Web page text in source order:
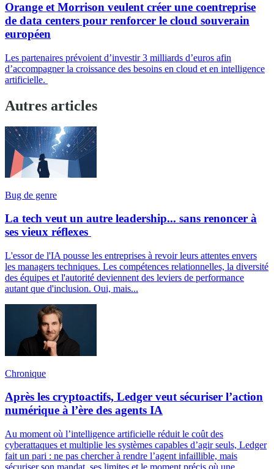
Orange et Morrison veulent créer une coentreprise
de data centers pour renforcer le cloud souverain
européen
Les partenaires prévoient d’investir 3 milliards d’euros afin
d’accompagner la croissance des besoins en cloud et en intelligence
artificielle.
Autres articles
Bug de genre
La tech veut un autre leadership... sans renoncer à
ses vieux réflexes
L'essor de l'IA pousse les entreprises à revoir leurs attentes envers
les managers techniques. Les compétences relationnelles, la diversité
des équipes et l'autorité deviennent des leviers de performance
autant que d'inclusion. Oui, mais...
Chronique
Après les cryptoactifs, Ledger veut sécuriser l’action
numérique à l’ère des agents IA
Au moment où l’intelligence artificielle réduit le coût des
cyberattaques et multiplie les systèmes capables d’agir seuls, Ledger
fait un pari : ne pas chercher à rendre l’agent infaillible, mais